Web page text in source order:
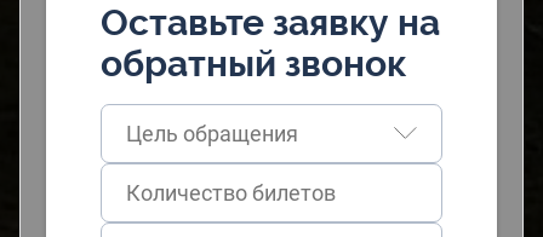
Оставьте заявку на
обратный звонок
Цель обращения